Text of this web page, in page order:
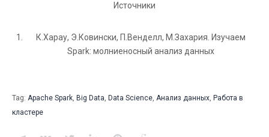
Источники
К.Харау, Э.Ковински, П.Венделл, М.Захария. Изучаем
Spark: молниеносный анализ данных
Tag: Apache Spark, Big Data, Data Science, Анализ данных, Работа в
кластере